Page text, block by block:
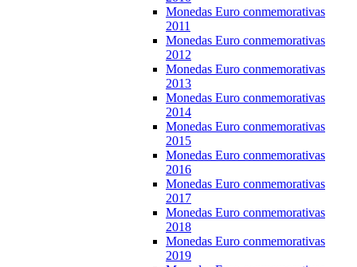
Monedas Euro conmemorativas
2011
Monedas Euro conmemorativas
2012
Monedas Euro conmemorativas
2013
Monedas Euro conmemorativas
2014
Monedas Euro conmemorativas
2015
Monedas Euro conmemorativas
2016
Monedas Euro conmemorativas
2017
Monedas Euro conmemorativas
2018
Monedas Euro conmemorativas
2019